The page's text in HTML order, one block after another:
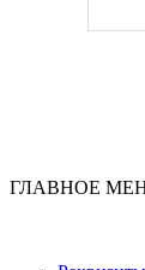
ГЛАВНОЕ